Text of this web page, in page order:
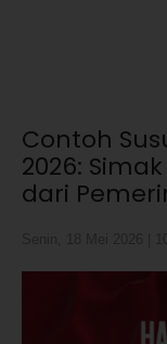
Contoh
2026:
dari